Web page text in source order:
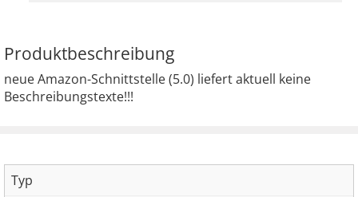
Produktbeschreibung
neue Amazon-Schnittstelle (5.0) liefert aktuell keine
Beschreibungstexte!!!
Typ